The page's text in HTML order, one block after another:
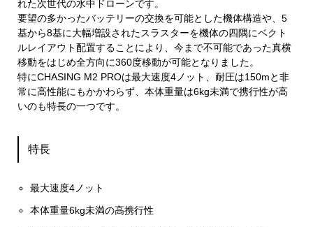
れた次世代の水中ドローンです。
要望の多かったバッテリーの交換を可能とした機体構造や、5
基から8基に大幅増設されたスラスターを機体の四隅にベクト
ルレイアウト配置することにより、今まで不可能であった真横
移動をはじめ全方向に360度移動が可能となりました。
特にCHASING M2 PROは最大速度4ノット、耐圧は150mと非
常に高性能にもかかわらず、本体重量は6kg未満で携行性が高
いのも特長の一つです。
特長
最大速度4ノット
本体重量6kg未満の高携行性